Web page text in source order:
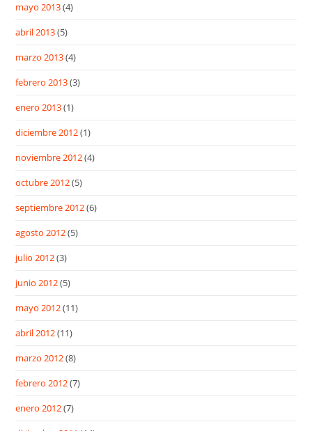
mayo 2013(4)
abril 2013(5)
marzo 2013(4)
febrero 2013(3)
enero 2013(1)
diciembre 2012(1)
noviembre 2012(4)
octubre 2012(5)
septiembre 2012(6)
agosto 2012(5)
julio 2012(3)
junio 2012(5)
mayo 2012(11)
abril 2012(11)
marzo 2012(8)
febrero 2012(7)
enero 2012(7)